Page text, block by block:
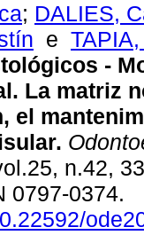
; DALIES,
e
-
La matriz
el
n.42,
0797-0374.